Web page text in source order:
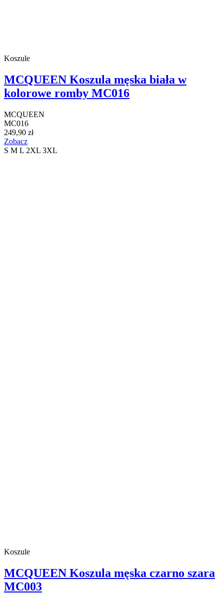
Koszule
MCQUEEN Koszula męska biała w
kolorowe romby MC016
MCQUEEN
MC016
249,90 zł
Zobacz
S M L 2XL 3XL
Koszule
MCQUEEN Koszula męska czarno szara
MC003